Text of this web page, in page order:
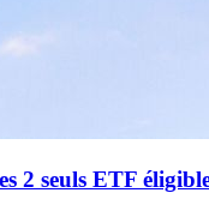
2 seuls ETF